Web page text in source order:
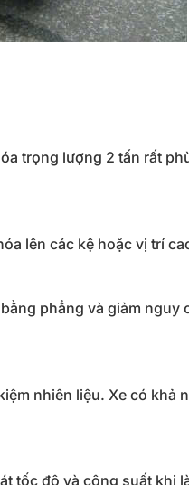
trọng lượng 2 tấn rất
lên các kệ hoặc vị trí
phẳng và giảm
nhiên liệu. Xe có khả
tốc độ và công suất khi